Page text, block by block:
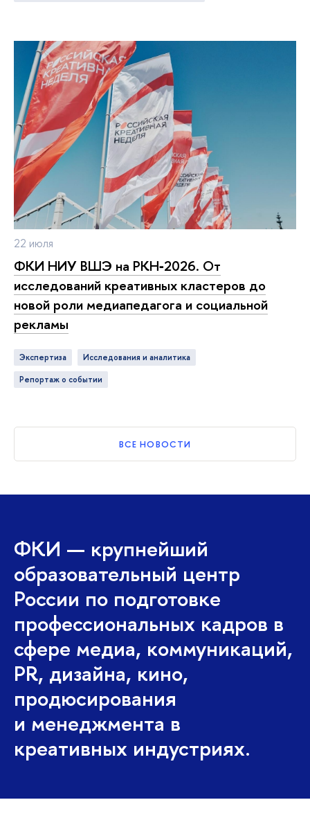
22 июля
ФКИ НИУ ВШЭ на РКН‑2026. От
исследований креативных кластеров до
новой роли медиапедагога и социальной
рекламы
Экспертиза
исследования и аналитика
репортаж о событии
ВСЕ НОВОСТИ
ФКИ — крупнейший
образовательный центр
России по подготовке
профессиональных кадров в
сфере медиа, коммуникаций,
PR, дизайна, кино,
продюсирования
и менеджмента в
креативных индустриях.